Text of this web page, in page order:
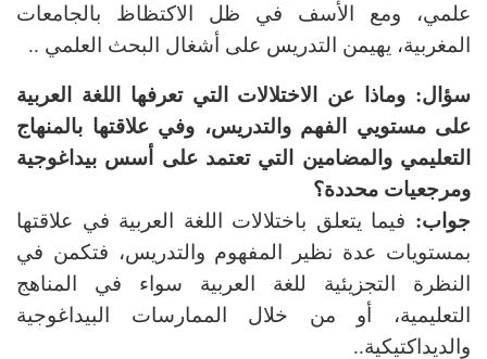
علمي، ومع الأسف في ظل الاكتظاظ بالجامعات
المغربية، يهيمن التدريس على أشغال البحث العلمي ..
سؤال: وماذا عن الاختلالات التي تعرفها اللغة العربية
على مستويي الفهم والتدريس، وفي علاقتها بالمنهاج
التعليمي والمضامين التي تعتمد على أسس بيداغوجية
ومرجعيات محددة؟
جواب: فيما يتعلق باختلالات اللغة العربية في علاقتها
بمستويات عدة نظير المفهوم والتدريس، فتكمن في
النظرة التجزيئية للغة العربية سواء في المناهج
التعليمية، أو من خلال الممارسات البيداغوجية
والديداكتيكية..